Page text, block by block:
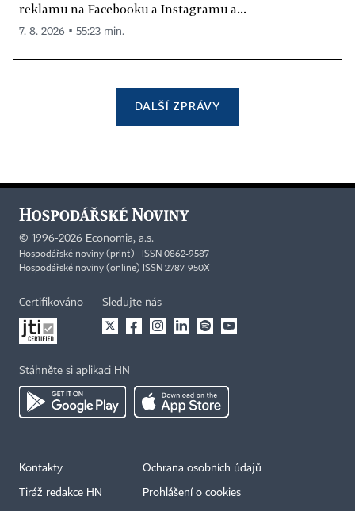
reklamu na Facebooku a Instagramu a...
7. 8. 2026 ▪ 55:23 min.
DALŠÍ ZPRÁVY
© 1996-2026 Economia, a.s.
Hospodářské noviny (print) ISSN 0862-9587
Hospodářské noviny (online) ISSN 2787-950X
Certifikováno Sledujte nás
Stáhněte si aplikaci HN
Kontakty
Tiráž redakce HN
Ochrana osobních údajů
Prohlášení o cookies